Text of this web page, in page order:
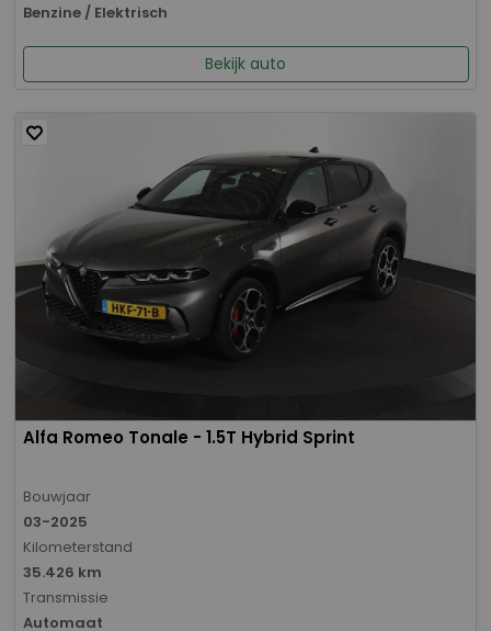
Benzine / Elektrisch
Bekijk auto
Alfa Romeo Tonale - 1.5T Hybrid Sprint
Bouwjaar
03-2025
Kilometerstand
35.426 km
Transmissie
Automaat